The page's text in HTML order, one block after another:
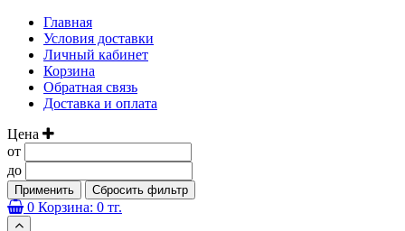
Главная
Условия доставки
Личный кабинет
Корзина
Обратная связь
Доставка и оплата
Цена
от
до
Применить Сбросить фильтр
0 Корзина: 0 тг.